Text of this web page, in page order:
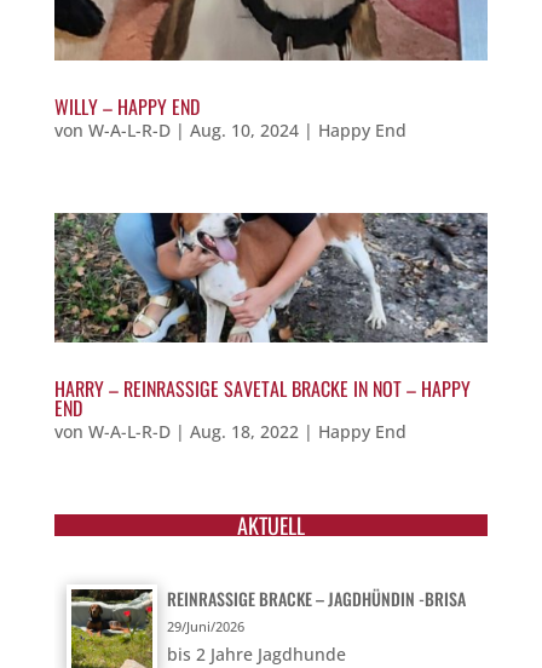
WILLY – HAPPY END
von W-A-L-R-D| Aug. 10, 2024| Happy End
HARRY – REINRASSIGE SAVETAL BRACKE IN NOT – HAPPY
END
von W-A-L-R-D| Aug. 18, 2022| Happy End
AKTUELL
REINRASSIGE BRACKE – JAGDHÜNDIN -BRISA
29/Juni/2026
bis 2 Jahre Jagdhunde